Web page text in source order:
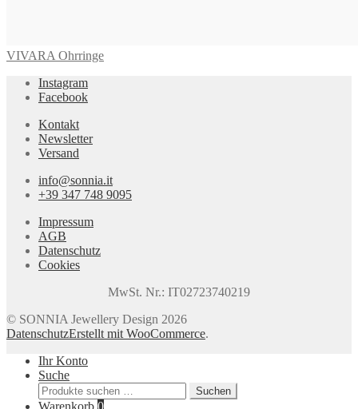
VIVARA Ohrringe
Instagram
Facebook
Kontakt
Newsletter
Versand
info@sonnia.it
+39 347 748 9095
Impressum
AGB
Datenschutz
Cookies
MwSt. Nr.: IT02723740219
© SONNIA Jewellery Design 2026
DatenschutzErstellt mit WooCommerce.
Ihr Konto
Suche
Suchen
nach:
Suchen
Warenkorb 0